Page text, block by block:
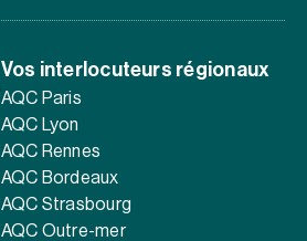
Vos interlocuteurs régionaux
AQC Paris
AQC Lyon
AQC Rennes
AQC Bordeaux
AQC Strasbourg
AQC Outre-mer